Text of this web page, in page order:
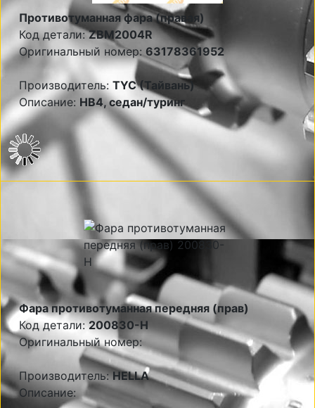
Противотуманная фара (правая)
Код детали:ZBM2004R
Оригинальный номер: 63178361952
Производитель: TYC (Тайвань)
Описание: НВ4, седан/туринг
Фара противотуманная передняя (прав)
Код детали:200830-H
Оригинальный номер:
Производитель:HELLA
Описание: